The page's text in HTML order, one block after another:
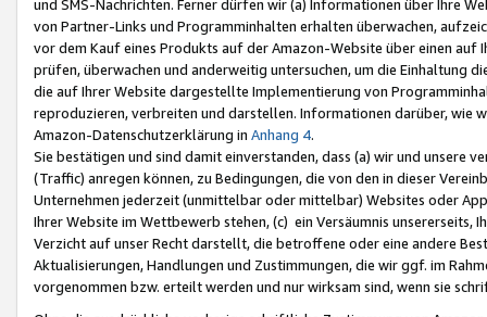
und SMS-Nachrichten. Ferner dürfen wir (a) Informationen über Ihre
von Partner-Links und Programminhalten erhalten überwachen,
vor dem Kauf eines Produkts auf der Amazon-Website über einen
prüfen, überwachen und anderweitig untersuchen, um die Einhaltung
die auf Ihrer Website dargestellte Implementierung von
reproduzieren, verbreiten und darstellen. Informationen darüber, wie
Amazon-Datenschutzerklärung in Anhang 4.
Sie bestätigen und sind damit einverstanden, dass (a) wir und
(Traffic) anregen können, zu Bedingungen, die von den in dieser
Unternehmen jederzeit (unmittelbar oder mittelbar) Websites oder
Ihrer Website im Wettbewerb stehen, (c) ein Versäumnis unsererseits,
Verzicht auf unser Recht darstellt, die betroffene oder eine andere
Aktualisierungen, Handlungen und Zustimmungen, die wir ggf. im
vorgenommen bzw. erteilt werden und nur wirksam sind, wenn sie